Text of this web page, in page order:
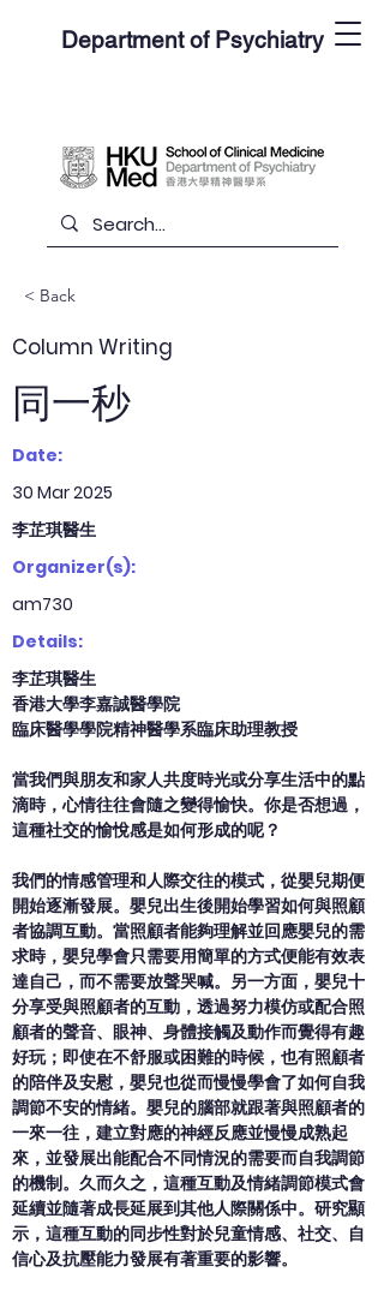
Department of Psychiatry
< Back
Column Writing
同一秒
Date:
30 Mar 2025
李芷琪醫生
Organizer(s):
am730
Details:
李芷琪醫生
香港大學李嘉誠醫學院
臨床醫學學院精神醫學系臨床助理教授
當我們與朋友和家人共度時光或分享生活中的點
滴時，心情往往會隨之變得愉快。你是否想過，
這種社交的愉悅感是如何形成的呢？
我們的情感管理和人際交往的模式，從嬰兒期便
開始逐漸發展。嬰兒出生後開始學習如何與照顧
者協調互動。當照顧者能夠理解並回應嬰兒的需
求時，嬰兒學會只需要用簡單的方式便能有效表
達自己，而不需要放聲哭喊。另一方面，嬰兒十
分享受與照顧者的互動，透過努力模仿或配合照
顧者的聲音、眼神、身體接觸及動作而覺得有趣
好玩；即使在不舒服或困難的時候，也有照顧者
的陪伴及安慰，嬰兒也從而慢慢學會了如何自我
調節不安的情緒。嬰兒的腦部就跟著與照顧者的
一來一往，建立對應的神經反應並慢慢成熟起
來，並發展出能配合不同情況的需要而自我調節
的機制。久而久之，這種互動及情緒調節模式會
延續並隨著成長延展到其他人際關係中。研究顯
示，這種互動的同步性對於兒童情感、社交、自
信心及抗壓能力發展有著重要的影響。